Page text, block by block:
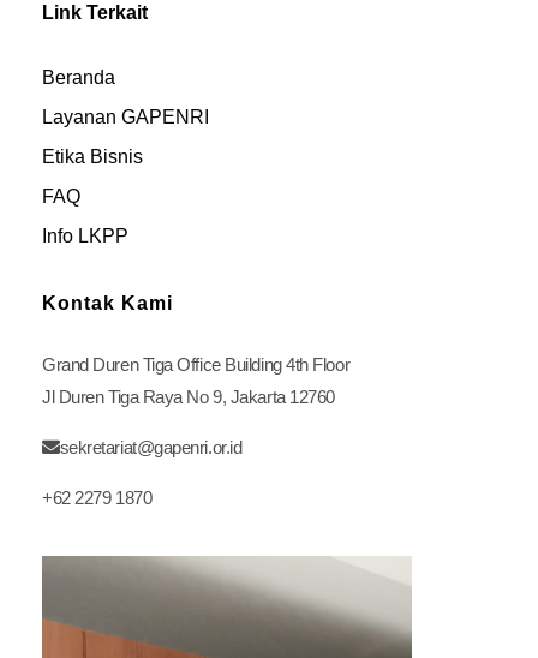
Link Terkait
Beranda
Layanan GAPENRI
Etika Bisnis
FAQ
Info LKPP
Kontak Kami
Grand Duren Tiga Office Building 4th Floor
Jl Duren Tiga Raya No 9, Jakarta 12760
sekretariat@gapenri.or.id
+62 2279 1870